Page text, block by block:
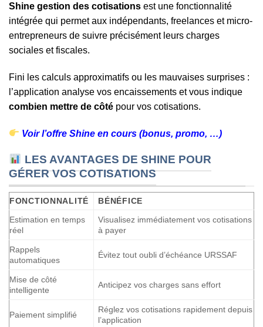
Shine gestion des cotisations est une fonctionnalité
intégrée qui permet aux indépendants, freelances et micro-
entrepreneurs de suivre précisément leurs charges
sociales et fiscales.
Fini les calculs approximatifs ou les mauvaises surprises :
l’application analyse vos encaissements et vous indique
combien mettre de côté pour vos cotisations.
Voir l’offre Shine en cours (bonus, promo, …)
LES AVANTAGES DE SHINE POUR
GÉRER VOS COTISATIONS
FONCTIONNALITÉ
BÉNÉFICE
Estimation en temps
réel
Visualisez immédiatement vos cotisations
à payer
Rappels
automatiques
Évitez tout oubli d’échéance URSSAF
Mise de côté
intelligente
Anticipez vos charges sans effort
Paiement simplifié
Réglez vos cotisations rapidement depuis
l’application